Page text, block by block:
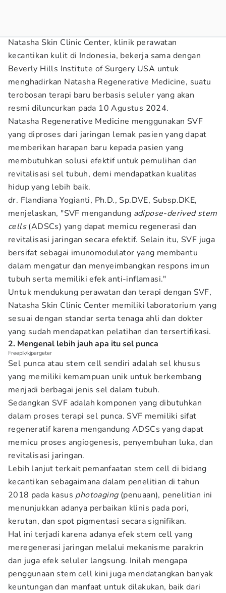
Natasha Skin Clinic Center, klinik perawatan
kecantikan kulit di Indonesia, bekerja sama dengan
Beverly Hills Institute of Surgery USA untuk
menghadirkan Natasha Regenerative Medicine, suatu
terobosan terapi baru berbasis seluler yang akan
resmi diluncurkan pada 10 Agustus 2024.
Natasha Regenerative Medicine menggunakan SVF
yang diproses dari jaringan lemak pasien yang dapat
memberikan harapan baru kepada pasien yang
membutuhkan solusi efektif untuk pemulihan dan
revitalisasi sel tubuh, demi mendapatkan kualitas
hidup yang lebih baik.
dr. Flandiana Yogianti, Ph.D., Sp.DVE, Subsp.DKE,
menjelaskan, "SVF mengandung adipose-derived stem
cells(ADSCs) yang dapat memicu regenerasi dan
revitalisasi jaringan secara efektif. Selain itu, SVF juga
bersifat sebagai imunomodulator yang membantu
dalam mengatur dan menyeimbangkan respons imun
tubuh serta memiliki efek anti-inflamasi."
Untuk mendukung perawatan dan terapi dengan SVF,
Natasha Skin Clinic Center memiliki laboratorium yang
sesuai dengan standar serta tenaga ahli dan dokter
yang sudah mendapatkan pelatihan dan tersertifikasi.
2. Mengenal lebih jauh apa itu sel punca
Freepik/kjpargeter
Sel punca atau stem cell sendiri adalah sel khusus
yang memiliki kemampuan unik untuk berkembang
menjadi berbagai jenis sel dalam tubuh.
Sedangkan SVF adalah komponen yang dibutuhkan
dalam proses terapi sel punca. SVF memiliki sifat
regeneratif karena mengandung ADSCs yang dapat
memicu proses angiogenesis, penyembuhan luka, dan
revitalisasi jaringan.
Lebih lanjut terkait pemanfaatan stem cell di bidang
kecantikan sebagaimana dalam penelitian di tahun
2018 pada kasus photoaging (penuaan), penelitian ini
menunjukkan adanya perbaikan klinis pada pori,
kerutan, dan spot pigmentasi secara signifikan.
Hal ini terjadi karena adanya efek stem cell yang
meregenerasi jaringan melalui mekanisme parakrin
dan juga efek seluler langsung. Inilah mengapa
penggunaan stem cell kini juga mendatangkan banyak
keuntungan dan manfaat untuk dilakukan, baik dari